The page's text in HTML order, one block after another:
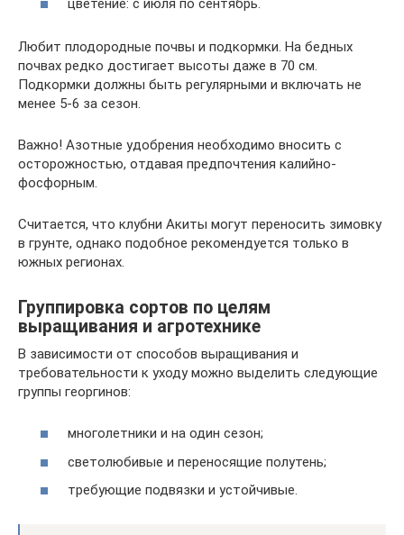
Любит плодородные почвы и подкормки. На бедных
почвах редко достигает высоты даже в 70 см.
Подкормки должны быть регулярными и включать не
менее 5-6 за сезон.
Важно! Азотные удобрения необходимо вносить с
осторожностью, отдавая предпочтения калийно-
фосфорным.
Считается, что клубни Акиты могут переносить зимовку
в грунте, однако подобное рекомендуется только в
южных регионах.
Группировка сортов по целям
выращивания и агротехнике
В зависимости от способов выращивания и
требовательности к уходу можно выделить следующие
группы георгинов:
многолетники и на один сезон;
светолюбивые и переносящие полутень;
требующие подвязки и устойчивые.